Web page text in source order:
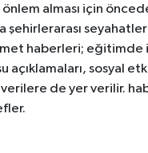
alması için
şehirlerarası
haberleri; eğitimde
sosyal
de yer verilir.